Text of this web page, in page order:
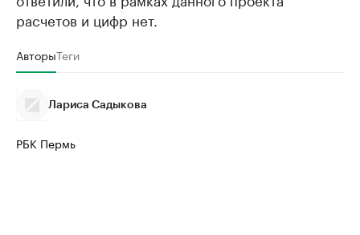
расчетов и цифр нет.
АвторыТеги
Лариса Садыкова
РБК Пермь